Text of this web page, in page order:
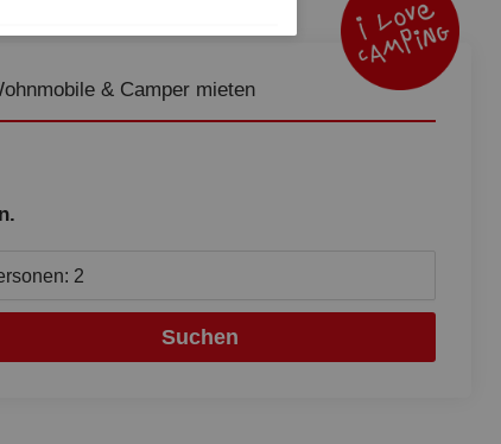
& Camper mieten
2
Suchen